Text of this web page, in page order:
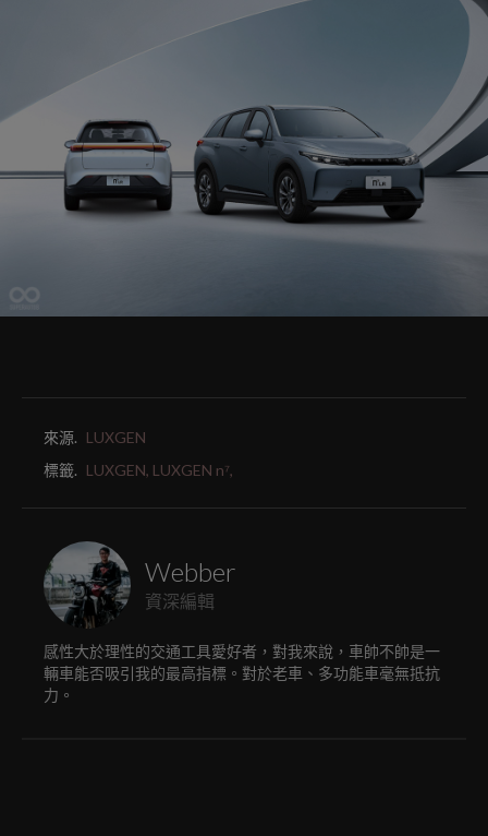
來源. LUXGEN
標籤. LUXGEN, LUXGEN n⁷,
Webber
資深編輯
感性大於理性的交通工具愛好者，對我來說，車帥不帥是一
輛車能否吸引我的最高指標。對於老車、多功能車毫無抵抗
力。